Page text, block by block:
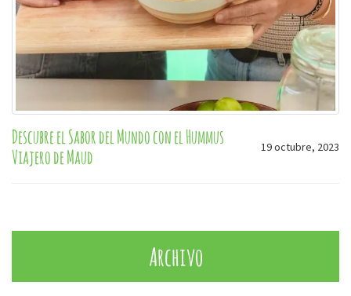
Descubre el Sabor del Mundo con el Hummus
Viajero de Maud
19 octubre, 2023
Archivo